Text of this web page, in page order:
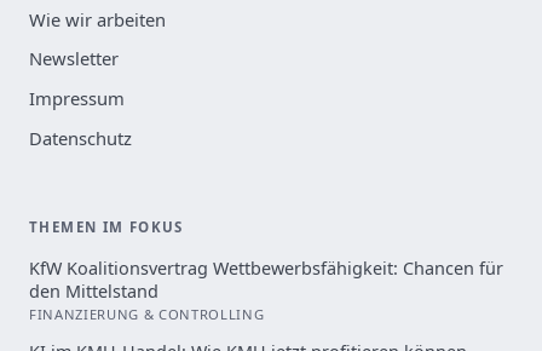
Wie wir arbeiten
Newsletter
Impressum
Datenschutz
THEMEN IM FOKUS
KfW Koalitionsvertrag Wettbewerbsfähigkeit: Chancen für
den Mittelstand
FINANZIERUNG & CONTROLLING